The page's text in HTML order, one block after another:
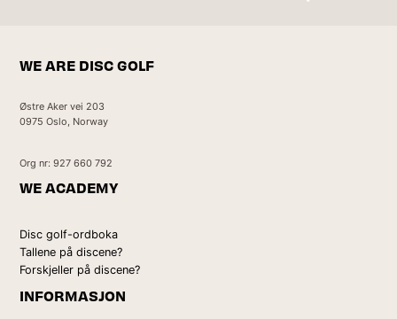
WE ARE DISC GOLF
Østre Aker vei 203
0975 Oslo, Norway
Org nr: 927 660 792
WE ACADEMY
Disc golf-ordboka
Tallene på discene?
Forskjeller på discene?
INFORMASJON